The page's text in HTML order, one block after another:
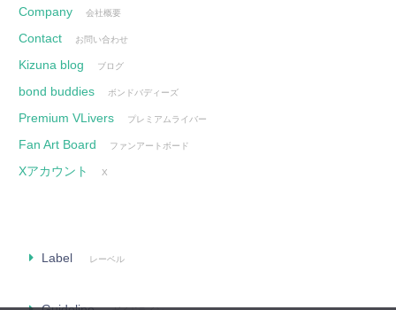
Company 会社概要
Contact お問い合わせ
Kizuna blog ブログ
bond buddies ボンドバディーズ
Premium VLivers プレミアムライバー
Fan Art Board ファンアートボード
Xアカウント X
Label レーベル